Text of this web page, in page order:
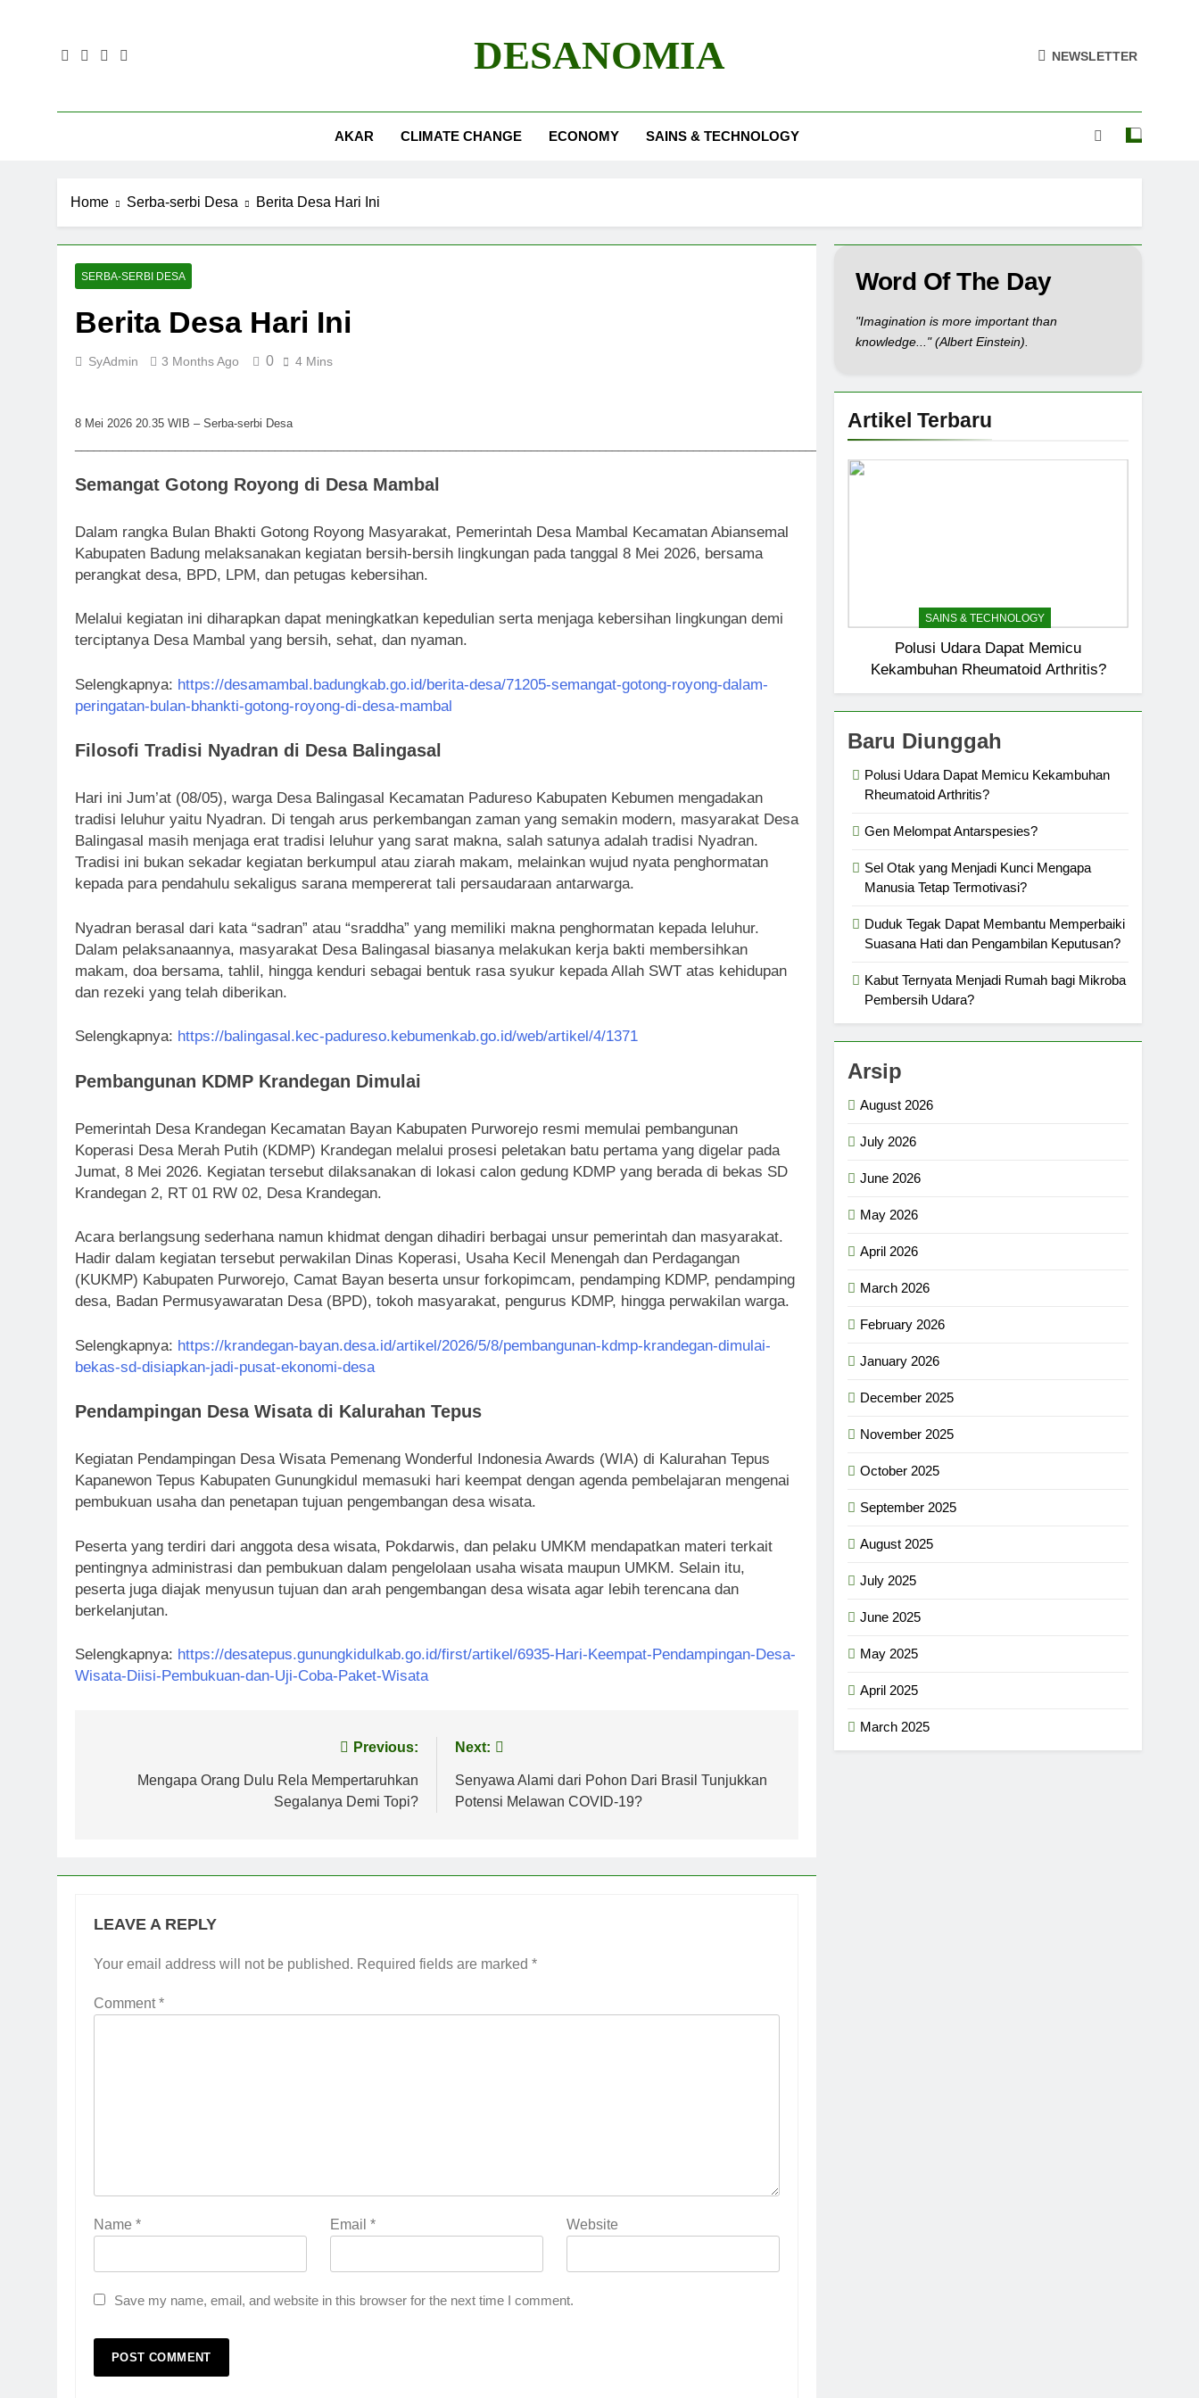
DESANOMIA NEWSLETTER
AKAR CLIMATE CHANGE ECONOMY SAINS & TECHNOLOGY
Home Serba-serbi Desa Berita Desa Hari Ini
SERBA-SERBI DESA
Berita Desa Hari Ini
SyAdmin 3 Months Ago 0 4 Mins
8 Mei 2026 20.35 WIB – Serba-serbi Desa
_________________________________________________________________________________________________________________________________________________
Semangat Gotong Royong di Desa Mambal
Dalam rangka Bulan Bhakti Gotong Royong Masyarakat, Pemerintah Desa Mambal Kecamatan Abiansemal
Kabupaten Badung melaksanakan kegiatan bersih-bersih lingkungan pada tanggal 8 Mei 2026, bersama
perangkat desa, BPD, LPM, dan petugas kebersihan.
Melalui kegiatan ini diharapkan dapat meningkatkan kepedulian serta menjaga kebersihan lingkungan demi
terciptanya Desa Mambal yang bersih, sehat, dan nyaman.
Selengkapnya: https://desamambal.badungkab.go.id/berita-desa/71205-semangat-gotong-royong-dalam-
peringatan-bulan-bhankti-gotong-royong-di-desa-mambal
Filosofi Tradisi Nyadran di Desa Balingasal
Hari ini Jum’at (08/05), warga Desa Balingasal Kecamatan Padureso Kabupaten Kebumen mengadakan
tradisi leluhur yaitu Nyadran. Di tengah arus perkembangan zaman yang semakin modern, masyarakat Desa
Balingasal masih menjaga erat tradisi leluhur yang sarat makna, salah satunya adalah tradisi Nyadran.
Tradisi ini bukan sekadar kegiatan berkumpul atau ziarah makam, melainkan wujud nyata penghormatan
kepada para pendahulu sekaligus sarana mempererat tali persaudaraan antarwarga.
Nyadran berasal dari kata “sadran” atau “sraddha” yang memiliki makna penghormatan kepada leluhur.
Dalam pelaksanaannya, masyarakat Desa Balingasal biasanya melakukan kerja bakti membersihkan
makam, doa bersama, tahlil, hingga kenduri sebagai bentuk rasa syukur kepada Allah SWT atas kehidupan
dan rezeki yang telah diberikan.
Selengkapnya: https://balingasal.kec-padureso.kebumenkab.go.id/web/artikel/4/1371
Pembangunan KDMP Krandegan Dimulai
Pemerintah Desa Krandegan Kecamatan Bayan Kabupaten Purworejo resmi memulai pembangunan
Koperasi Desa Merah Putih (KDMP) Krandegan melalui prosesi peletakan batu pertama yang digelar pada
Jumat, 8 Mei 2026. Kegiatan tersebut dilaksanakan di lokasi calon gedung KDMP yang berada di bekas SD
Krandegan 2, RT 01 RW 02, Desa Krandegan.
Acara berlangsung sederhana namun khidmat dengan dihadiri berbagai unsur pemerintah dan masyarakat.
Hadir dalam kegiatan tersebut perwakilan Dinas Koperasi, Usaha Kecil Menengah dan Perdagangan
(KUKMP) Kabupaten Purworejo, Camat Bayan beserta unsur forkopimcam, pendamping KDMP, pendamping
desa, Badan Permusyawaratan Desa (BPD), tokoh masyarakat, pengurus KDMP, hingga perwakilan warga.
Selengkapnya: https://krandegan-bayan.desa.id/artikel/2026/5/8/pembangunan-kdmp-krandegan-dimulai-
bekas-sd-disiapkan-jadi-pusat-ekonomi-desa
Pendampingan Desa Wisata di Kalurahan Tepus
Kegiatan Pendampingan Desa Wisata Pemenang Wonderful Indonesia Awards (WIA) di Kalurahan Tepus
Kapanewon Tepus Kabupaten Gunungkidul memasuki hari keempat dengan agenda pembelajaran mengenai
pembukuan usaha dan penetapan tujuan pengembangan desa wisata.
Peserta yang terdiri dari anggota desa wisata, Pokdarwis, dan pelaku UMKM mendapatkan materi terkait
pentingnya administrasi dan pembukuan dalam pengelolaan usaha wisata maupun UMKM. Selain itu,
peserta juga diajak menyusun tujuan dan arah pengembangan desa wisata agar lebih terencana dan
berkelanjutan.
Selengkapnya: https://desatepus.gunungkidulkab.go.id/first/artikel/6935-Hari-Keempat-Pendampingan-Desa-
Wisata-Diisi-Pembukuan-dan-Uji-Coba-Paket-Wisata
navigation
Previous:
Mengapa Orang Dulu Rela Mempertaruhkan
Segalanya Demi Topi?
Next:
Senyawa Alami dari Pohon Dari Brasil Tunjukkan
Potensi Melawan COVID-19?
LEAVE A REPLY
Your email address will not be published. Required fields are marked *
Comment*
Name * Email* Website
Save my name, email, and website in this browser for the next time I comment.
Word Of The Day
"Imagination is more important than
knowledge..." (Albert Einstein).
Artikel Terbaru
SAINS & TECHNOLOGY
Polusi Udara Dapat Memicu
Kekambuhan Rheumatoid Arthritis?
Baru Diunggah
Polusi Udara Dapat Memicu Kekambuhan
Rheumatoid Arthritis?
Gen Melompat Antarspesies?
Sel Otak yang Menjadi Kunci Mengapa
Manusia Tetap Termotivasi?
Duduk Tegak Dapat Membantu Memperbaiki
Suasana Hati dan Pengambilan Keputusan?
Kabut Ternyata Menjadi Rumah bagi Mikroba
Pembersih Udara?
Arsip
August 2026
July 2026
June 2026
May 2026
April 2026
March 2026
February 2026
January 2026
December 2025
November 2025
October 2025
September 2025
August 2025
July 2025
June 2025
May 2025
April 2025
March 2025